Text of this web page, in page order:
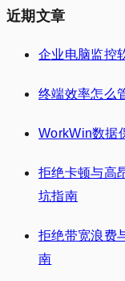
近期文章
企业电脑监控
终端效率怎么
WorkWin数据
拒绝卡顿与高
坑指南
拒绝带宽浪费
南